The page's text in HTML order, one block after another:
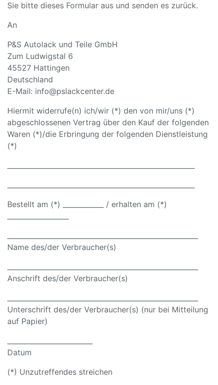
Sie bitte dieses Formular aus und senden es zurück.
An
P&S Autolack und Teile GmbH
Zum Ludwigstal 6
45527 Hattingen
Deutschland
E-Mail: info@pslackcenter.de
Hiermit widerrufe(n) ich/wir (*) den von mir/uns (*)
abgeschlossenen Vertrag über den Kauf der folgenden
Waren (*)/die Erbringung der folgenden Dienstleistung
(*)
Bestellt am (*) ____________ / erhalten am (*)
Name des/der Verbraucher(s)
Anschrift des/der Verbraucher(s)
Unterschrift des/der Verbraucher(s) (nur bei Mitteilung
auf Papier)
Datum
(*) Unzutreffendes streichen